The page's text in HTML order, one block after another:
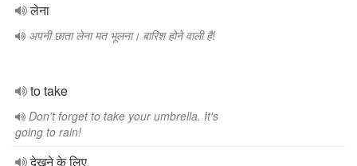
लेना
अपनी छाता लेना मत भूलना। बारिश होने वाली है!
to take
Don't forget to take your umbrella. It's
going to rain!
देखने के लिए